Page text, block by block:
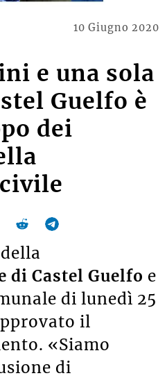
10 Giugno 2020
e una sola
Guelfo è
dei
di Castel Guelfo e
di lunedì 25
il
«Siamo
di